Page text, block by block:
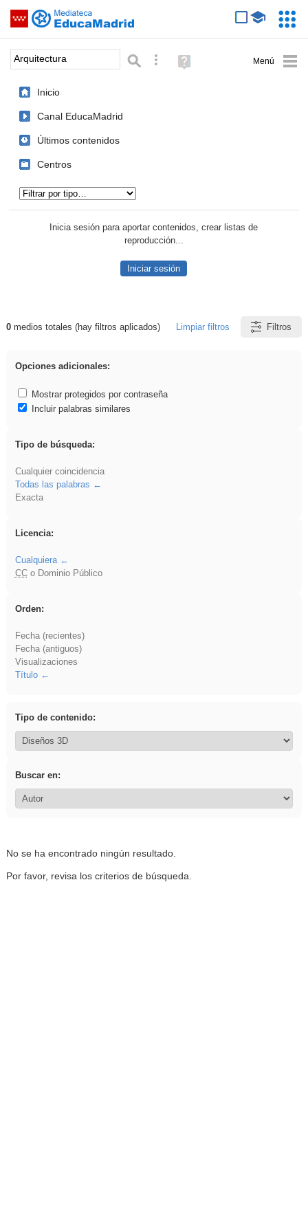
Saltar navegación
Palabra o frase: Búsqueda avanzada
Ayuda
(en
Inicio
Canal EducaMadrid
Últimos contenidos
Centros
Inicia sesión para aportar contenidos, crear listas de
reproducción...
Iniciar sesión
Resultados de: Arquitectura
0medios totales (hay filtros aplicados) Limpiar filtros Filtros
Opciones adicionales:
Mostrar protegidos por contraseña
Incluir palabras similares
Tipo de búsqueda:
Cualquier coincidencia
Todas las palabras
Exacta
Licencia:
Cualquiera
CCo Dominio Público
Orden:
Fecha (recientes)
Fecha (antiguos)
Visualizaciones
Título
Tipo de contenido:
Buscar en:
No se ha encontrado ningún resultado.
Por favor, revisa los criterios de búsqueda.